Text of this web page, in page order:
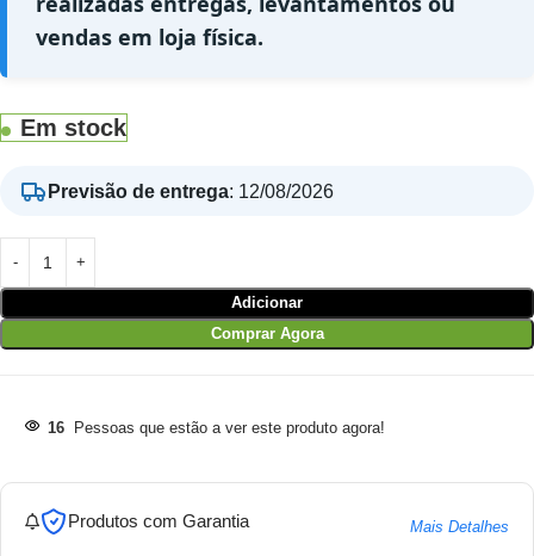
vendas em loja física.
Em stock
Previsão de entrega: 12/08/2026
Adicionar
Comprar Agora
16 Pessoas que estão a ver este produto agora!
Produtos com Garantia Mais Detalhes